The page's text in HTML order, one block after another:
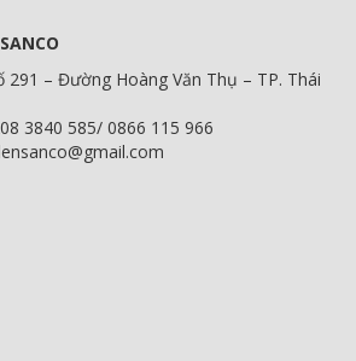
291 – Đường Hoàng Văn Thụ – TP. Thái
3840 585/ 0866 115 966